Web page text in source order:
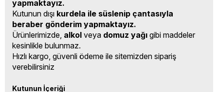
yapmaktayız.
Kutunun dışı kurdela ile süslenip çantasıyla
beraber gönderim yapmaktayız.
Ürünlerimizde, alkol veya domuz yağı gibi maddeler
kesinlikle bulunmaz.
Hızlı kargo, güvenli ödeme ile sitemizden sipariş
verebilirsiniz
Kutunun İçeriği